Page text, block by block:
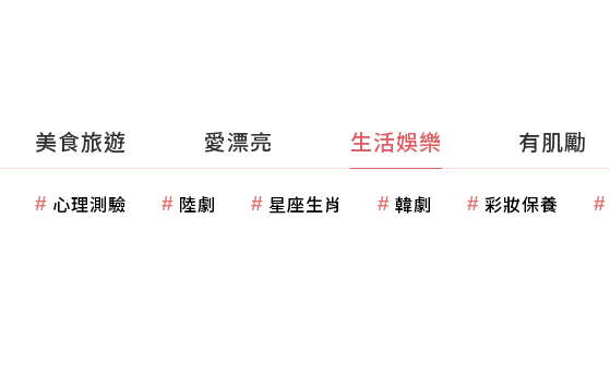
美食旅遊 愛漂亮 生活娛樂 有肌勵
心理測驗 陸劇 星座生肖 韓劇 彩妝保養